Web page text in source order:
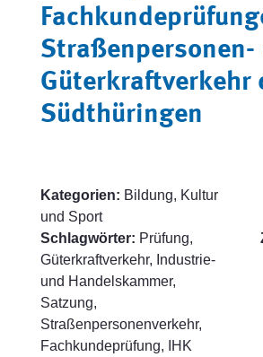
Straßenpersonen-
Güterkraftverkehr
Südthüringen
Kategorien: Bildung, Kultur
und Sport
Schlagwörter: Prüfung,
Güterkraftverkehr, Industrie-
und Handelskammer,
Satzung,
Straßenpersonenverkehr,
Fachkundeprüfung, IHK